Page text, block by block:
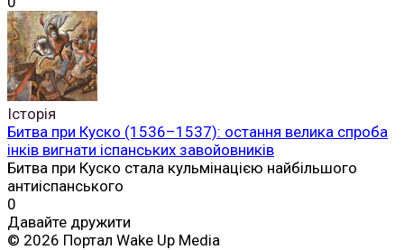
Історія
Битва при Куско (1536–1537): остання велика спроба
інків вигнати іспанських завойовників
Битва при Куско стала кульмінацією найбільшого
антиіспанського
0
Давайте дружити
© 2026 Портал Wake Up Media